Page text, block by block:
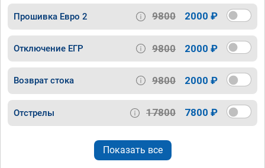
Прошивка Евро 2 9800 2000 ₽
Отключение ЕГР 9800 2000 ₽
Возврат стока 9800 2000 ₽
Отстрелы 17800 7800 ₽
Показать все